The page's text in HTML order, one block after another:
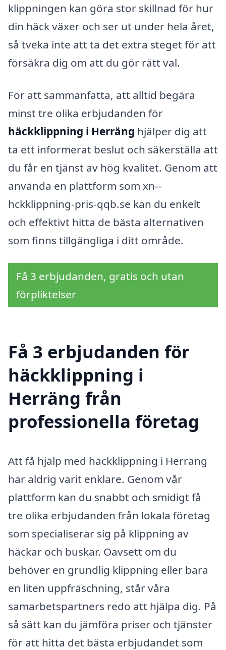
klippningen kan göra stor skillnad för hur
din häck växer och ser ut under hela året,
så tveka inte att ta det extra steget för att
försäkra dig om att du gör rätt val.
För att sammanfatta, att alltid begära
minst tre olika erbjudanden för
häckklippning i Herräng hjälper dig att
ta ett informerat beslut och säkerställa att
du får en tjänst av hög kvalitet. Genom att
använda en plattform som xn--
hckklippning-pris-qqb.se kan du enkelt
och effektivt hitta de bästa alternativen
som finns tillgängliga i ditt område.
Få 3 erbjudanden, gratis och utan
förpliktelser
Få 3 erbjudanden för
häckklippning i
Herräng från
professionella företag
Att få hjälp med häckklippning i Herräng
har aldrig varit enklare. Genom vår
plattform kan du snabbt och smidigt få
tre olika erbjudanden från lokala företag
som specialiserar sig på klippning av
häckar och buskar. Oavsett om du
behöver en grundlig klippning eller bara
en liten uppfräschning, står våra
samarbetspartners redo att hjälpa dig. På
så sätt kan du jämföra priser och tjänster
för att hitta det bästa erbjudandet som